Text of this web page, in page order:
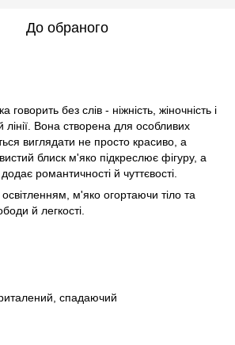
До обраного
без слів - ніжність, жіночність і
лінії. Вона створена для особливих
виглядати не просто красиво, а
блиск м'яко підкреслює фігуру, а
романтичності й чуттєвості.
м'яко огортаючи тіло та
й легкості.
спадаючий